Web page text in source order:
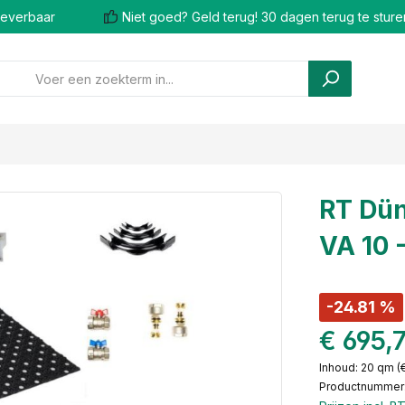
Niet goed? Geld terug! 30 dagen terug te
RT
VA 10
-24.81 %
€
Inhoud: 20 qm